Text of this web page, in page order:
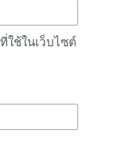
ใช้ในเว็บไซต์